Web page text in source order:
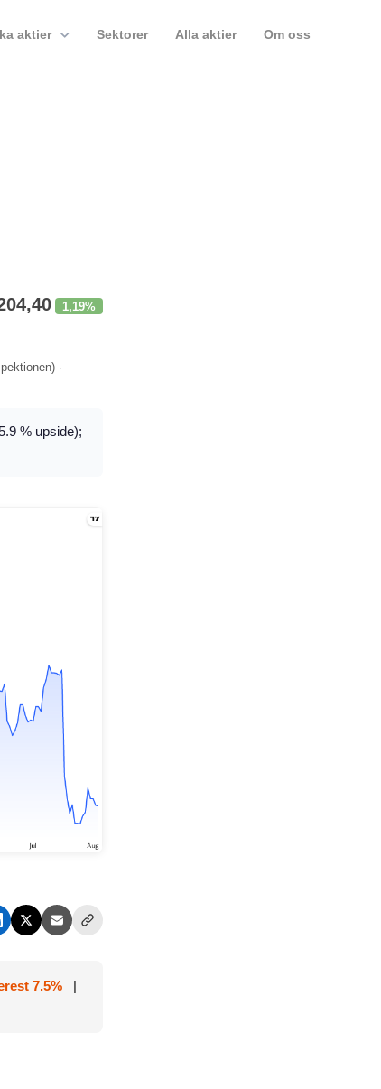
Om oss
Alla aktier
Sektorer
aktier
1,19%
) ·
% upside);
7.5%
|